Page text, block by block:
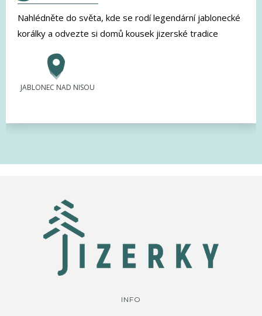
Nahlédněte do světa, kde se rodí legendární jablonecké
korálky a odvezte si domů kousek jizerské tradice
JABLONEC NAD NISOU
INFO